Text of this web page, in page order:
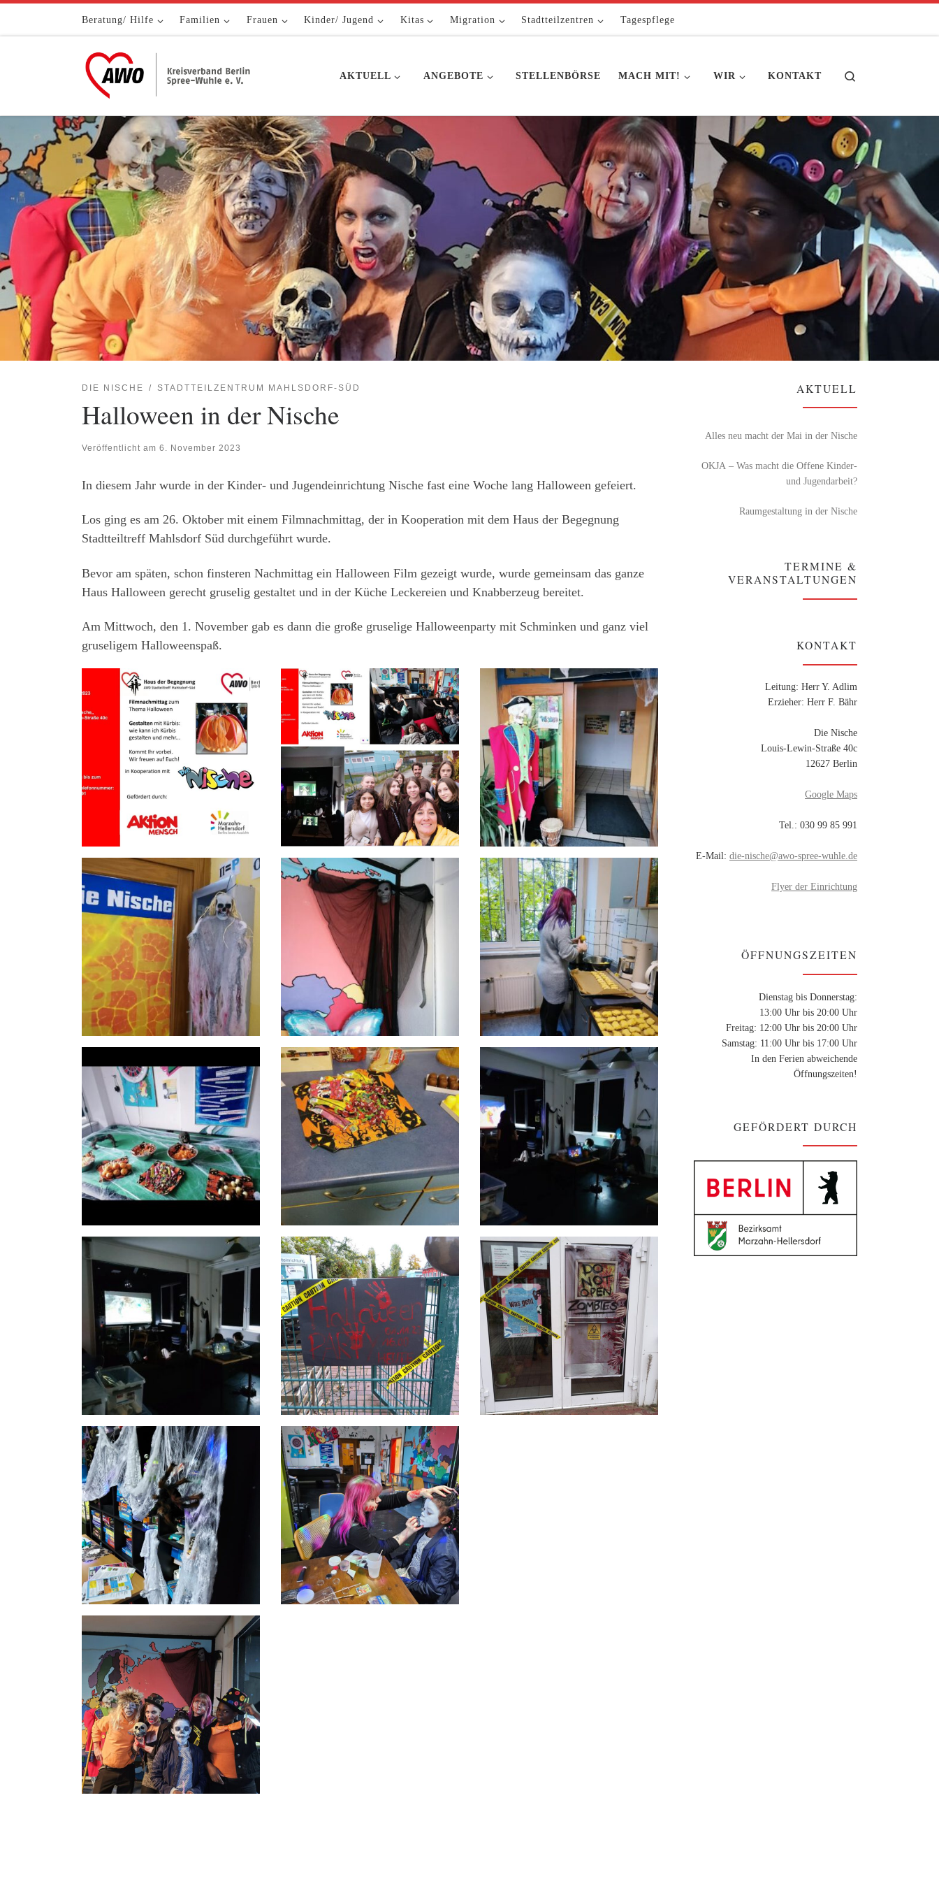
Zum Inhalt springenBeratung/ Hilfe Familien Frauen Kinder/ Jugend Kitas Migration Stadtteilzentren Tagespflege
AKTUELL ANGEBOTE STELLENBÖRSE MACH MIT! WIR KONTAKT
DIE NISCHE STADTTEILZENTRUM MAHLSDORF-SÜD
Halloween in der Nische
Veröffentlicht am 6. November 2023
In diesem Jahr wurde in der Kinder- und Jugendeinrichtung Nische fast eine Woche lang Halloween gefeiert.
Los ging es am 26. Oktober mit einem Filmnachmittag, der in Kooperation mit dem Haus der Begegnung
Stadtteiltreff Mahlsdorf Süd durchgeführt wurde.
Bevor am späten, schon finsteren Nachmittag ein Halloween Film gezeigt wurde, wurde gemeinsam das ganze
Haus Halloween gerecht gruselig gestaltet und in der Küche Leckereien und Knabberzeug bereitet.
Am Mittwoch, den 1. November gab es dann die große gruselige Halloweenparty mit Schminken und ganz viel
gruseligem Halloweenspaß.
AKTUELL
Alles neu macht der Mai in der Nische
OKJA – Was macht die Offene Kinder-
und Jugendarbeit?
Raumgestaltung in der Nische
TERMINE &
VERANSTALTUNGEN
KONTAKT
Leitung: Herr Y. Adlim
Erzieher: Herr F. Bähr
Die Nische
Louis-Lewin-Straße 40c
12627 Berlin
Google Maps
Tel.: 030 99 85 991
E-Mail: die-nische@awo-spree-wuhle.de
Flyer der Einrichtung
ÖFFNUNGSZEITEN
Dienstag bis Donnerstag:
13:00 Uhr bis 20:00 Uhr
Freitag: 12:00 Uhr bis 20:00 Uhr
Samstag: 11:00 Uhr bis 17:00 Uhr
In den Ferien abweichende
Öffnungszeiten!
GEFÖRDERT DURCH